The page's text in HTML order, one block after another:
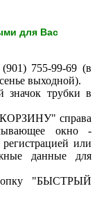
для Вас
755-99-69 (в
выходной).
значок трубки в
справа
окно -
или
данные для
"БЫСТРЫЙ